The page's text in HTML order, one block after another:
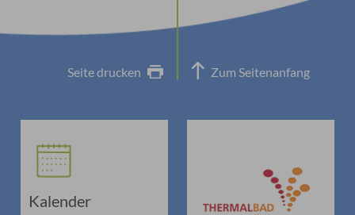
Seite drucken Zum Seitenanfang
Kalender